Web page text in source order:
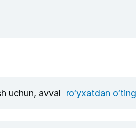
uchun, avval ro‘yxatdan o‘ting